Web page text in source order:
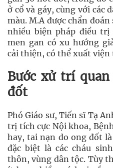
ở cổ và gáy, cùng với các
màu. M.A được chẩn
nhiều biện pháp điều
men gan có xu hướng
cải thiện, có thể xuất
Bước xử trí
đốt
Phó Giáo sư, Tiến sĩ Tạ
trị tích cực Nội khoa,
hay, tai nạn do ong đốt
đặc biệt là các cháu
thôn, vùng dân tộc. Tùy